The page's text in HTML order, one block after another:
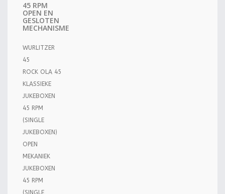
45 RPM
OPEN EN
GESLOTEN
MECHANISME
WURLITZER
45
ROCK OLA 45
KLASSIEKE
JUKEBOXEN
45 RPM
(SINGLE
JUKEBOXEN)
OPEN
MEKANIEK
JUKEBOXEN
45 RPM
(SINGLE